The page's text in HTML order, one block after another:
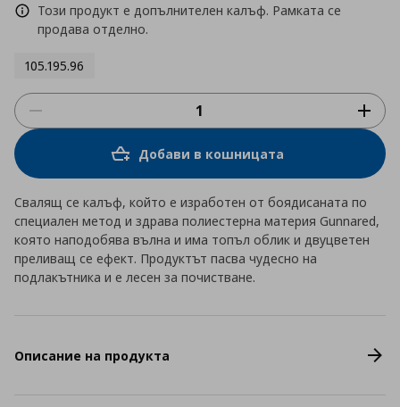
Този продукт е допълнителен калъф. Рамката се
продава отделно.
105.195.96
Добави в кошницата
Свалящ се калъф, който е изработен от боядисаната по
специален метод и здрава полиестерна материя Gunnared,
която наподобява вълна и има топъл облик и двуцветен
преливащ се ефект. Продуктът пасва чудесно на
подлакътника и е лесен за почистване.
Описание на продукта